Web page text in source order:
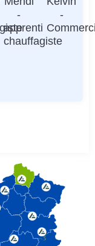
-
apprenti
chauffagiste
-